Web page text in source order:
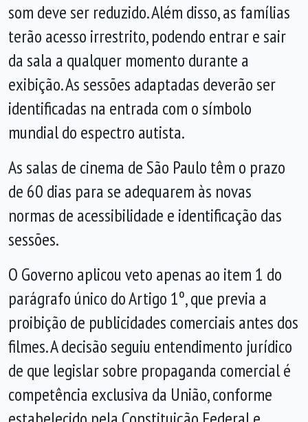
som deve ser reduzido. Além disso, as famílias
terão acesso irrestrito, podendo entrar e sair
da sala a qualquer momento durante a
exibição. As sessões adaptadas deverão ser
identificadas na entrada com o símbolo
mundial do espectro autista.
As salas de cinema de São Paulo têm o prazo
de 60 dias para se adequarem às novas
normas de acessibilidade e identificação das
sessões.
O Governo aplicou veto apenas ao item 1 do
parágrafo único do Artigo 1º, que previa a
proibição de publicidades comerciais antes dos
filmes. A decisão seguiu entendimento jurídico
de que legislar sobre propaganda comercial é
competência exclusiva da União, conforme